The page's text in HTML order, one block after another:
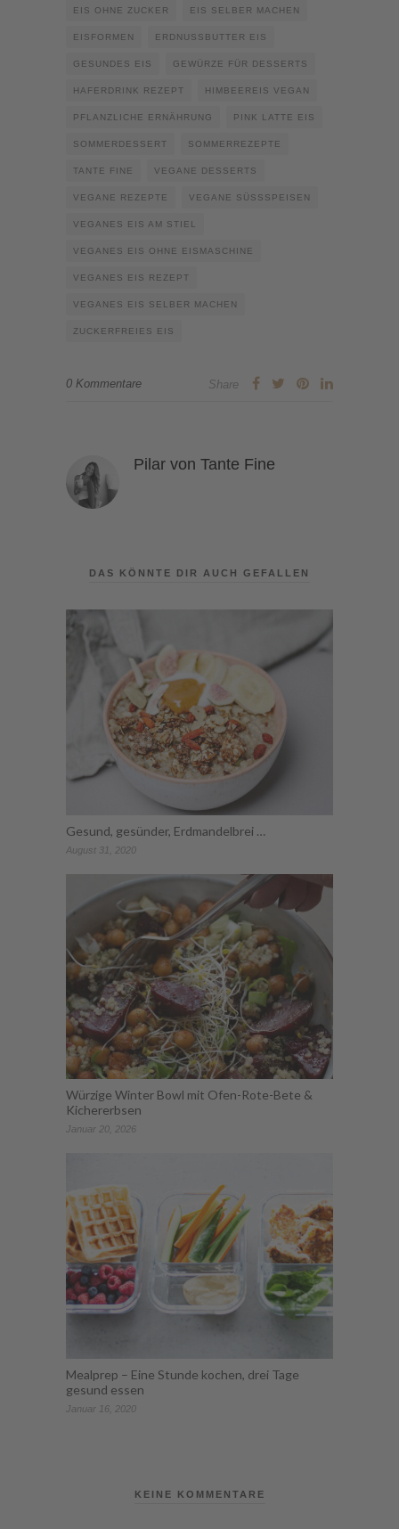
EIS OHNE ZUCKER EIS SELBER MACHEN
EISFORMEN ERDNUSSBUTTER EIS
GESUNDES EIS GEWÜRZE FÜR DESSERTS
HAFERDRINK REZEPT HIMBEEREIS VEGAN
PFLANZLICHE ERNÄHRUNG PINK LATTE EIS
SOMMERDESSERT SOMMERREZEPTE
TANTE FINE VEGANE DESSERTS
VEGANE REZEPTE VEGANE SÜSSSPEISEN
VEGANES EIS AM STIEL
VEGANES EIS OHNE EISMASCHINE
VEGANES EIS REZEPT
VEGANES EIS SELBER MACHEN
ZUCKERFREIES EIS
0 Kommentare Share
Pilar von Tante Fine
DAS KÖNNTE DIR AUCH GEFALLEN
Gesund, gesünder, Erdmandelbrei …
August 31, 2020
Würzige Winter Bowl mit Ofen-Rote-Bete &
Kichererbsen
Januar 20, 2026
Mealprep – Eine Stunde kochen, drei Tage
gesund essen
Januar 16, 2020
KEINE KOMMENTARE